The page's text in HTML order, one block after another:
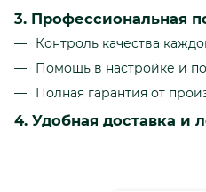
3. Профессиональная
Контроль качества
Помощь в настройке и
Полная гарантия от
4. Удобная доставка и